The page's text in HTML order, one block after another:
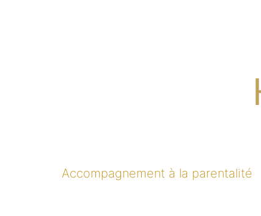
Accompagnement à la parentalité